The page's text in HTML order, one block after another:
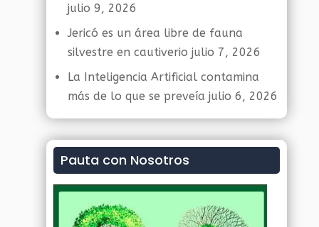
julio 9, 2026
Jericó es un área libre de fauna
silvestre en cautiverio julio 7, 2026
La Inteligencia Artificial contamina
más de lo que se preveía julio 6, 2026
Pauta con Nosotros